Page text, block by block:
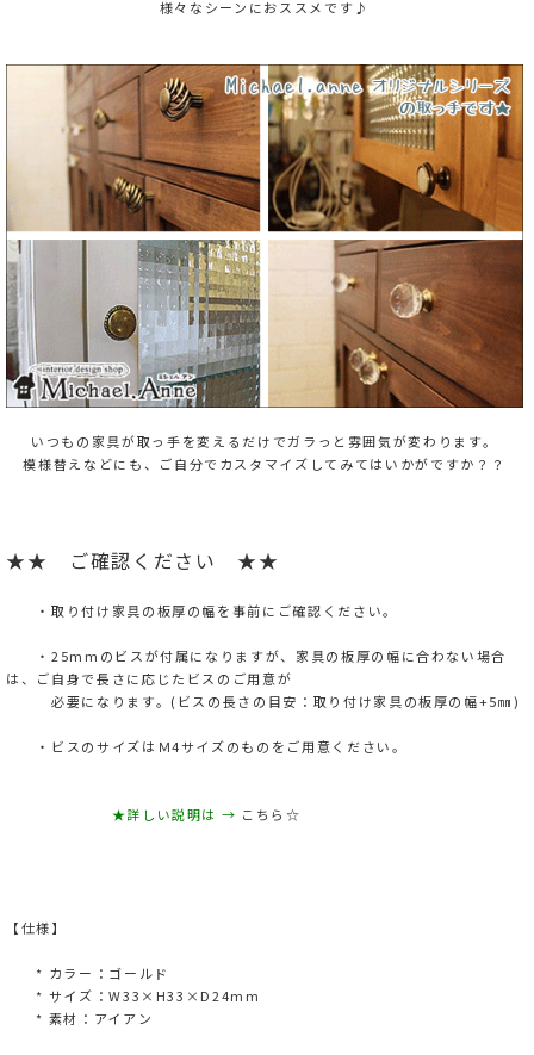
様々なシーンにおススメです♪
いつもの家具が取っ手を変えるだけでガラっと雰囲気が変わります。
模様替えなどにも、ご自分でカスタマイズしてみてはいかがですか？？
★★ ご確認ください ★★
・取り付け家具の板厚の幅を事前にご確認ください。
・25mmのビスが付属になりますが、家具の板厚の幅に合わない場合
は、ご自身で長さに応じたビスのご用意が
必要になります。(ビスの長さの目安：取り付け家具の板厚の幅+5㎜)
・ビスのサイズはＭ4サイズのものをご用意ください。
★詳しい説明は → こちら☆
【仕様】
* カラー：ゴールド
* サイズ：W33×H33×D24mm
* 素材：アイアン